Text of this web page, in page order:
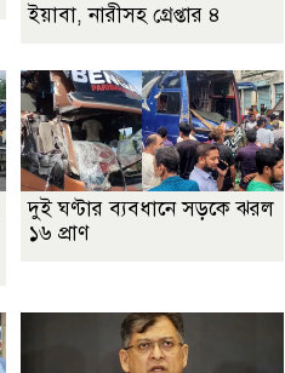
ইয়াবা, নারীসহ গ্রেপ্তার ৪
দুই ঘণ্টার ব্যবধানে সড়কে ঝরল
১৬ প্রাণ